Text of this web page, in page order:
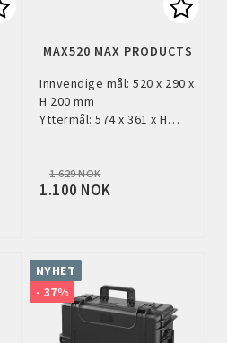
Add to list of favorites
Add
MAX520 MAX PRODUCTS
Innvendige mål: 520 x 290 x
H 200 mm
Yttermål: 574 x 361 x H…
1.629 NOK
1.100 NOK
NYHET
- 37%